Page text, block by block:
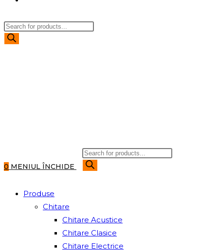
WEBSITE
Products
search
0 MENIUL ÎNCHIDE
Products
search
Produse
Chitare
Chitare Acustice
Chitare Clasice
Chitare Electrice